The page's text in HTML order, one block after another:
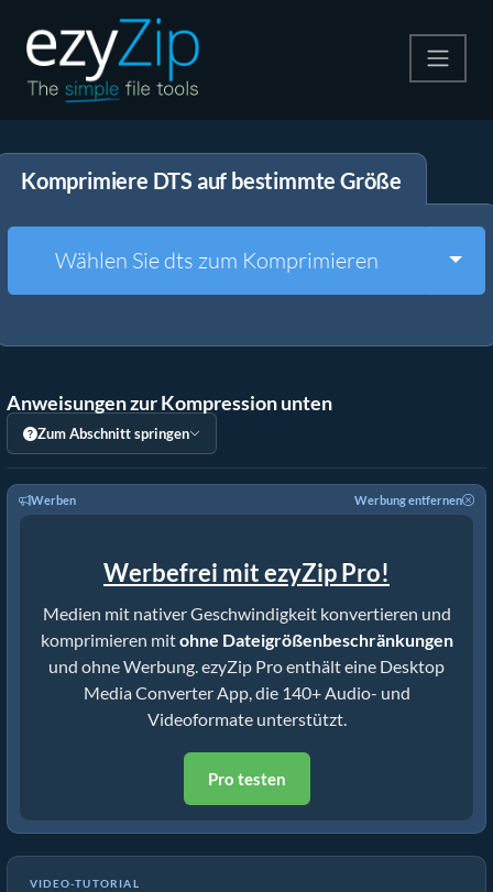
Entpacken
Weitere Tools
Komprimiere DTS auf bestimmte Größe
Wählen Sie dts zum Komprimieren
Anweisungen zur Kompression unten
Zum Abschnitt springen
Werben Werbung entfernen
Werbefrei mit ezyZip Pro!
Medien mit nativer Geschwindigkeit konvertieren und
komprimieren mitohne Dateigrößenbeschränkungen
und ohne Werbung. ezyZip Pro enthält eine Desktop
Media Converter App, die 140+ Audio- und
Videoformate unterstützt.
Pro testen
VIDEO-TUTORIAL